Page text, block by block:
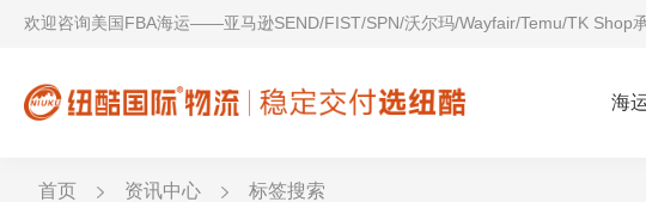
欢迎咨询美国FBA海运——亚马逊SEND/FIST/SPN/沃尔玛/Wayfair/Temu/TK Shop
海
首页 资讯中心 标签搜索